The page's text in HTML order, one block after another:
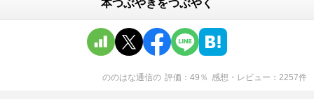
本つぶやきをつぶやく
ののはな通信の 評価 49 ％ 感想・レビュー 2257件